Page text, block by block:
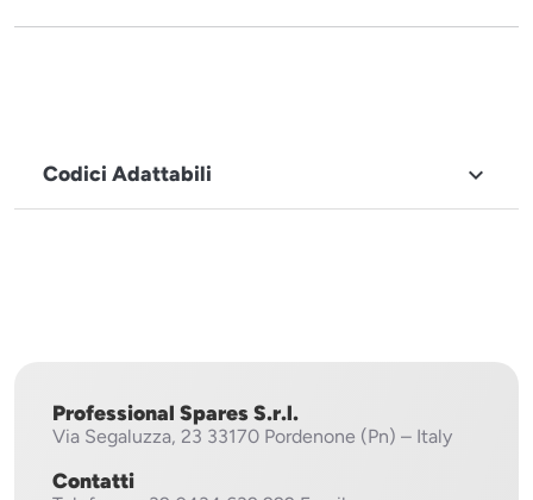
Codici Adattabili 
Professional Spares S.r.l.
Via Segaluzza, 23 33170 Pordenone (Pn) – Italy
Contatti